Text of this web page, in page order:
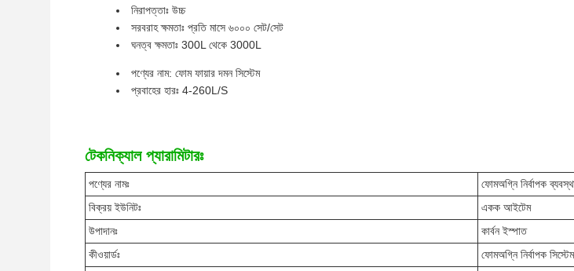
নিরাপত্তাঃ উচ্চ
সরবরাহ ক্ষমতাঃ প্রতি মাসে ৬০০০ সেট/সেট
ঘনত্ব ক্ষমতাঃ 300L থেকে 3000L
পণ্যের নাম: ফোম ফায়ার দমন সিস্টেম
প্রবাহের হারঃ 4-260L/S
টেকনিক্যাল প্যারামিটারঃ
পণ্যের নামঃ ফোমঅগ্নি নির্বাপক
বিক্রয় ইউনিটঃ
একক আইটেম
উপাদানঃ
কার্বন ইস্পাত
কীওয়ার্ডঃ
ফোমঅগ্নি নির্বাপক